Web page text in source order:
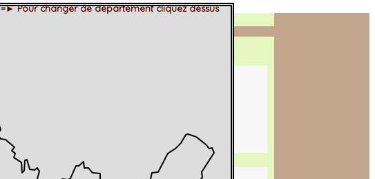
=► Pour changer de département cliquez dessus